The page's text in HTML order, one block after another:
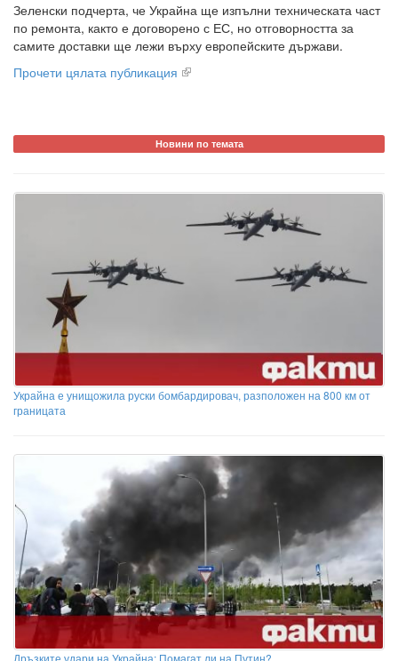
Зеленски подчерта, че Украйна ще изпълни техническата част
по ремонта, както е договорено с ЕС, но отговорността за
самите доставки ще лежи върху европейските държави.
Прочети цялата публикация
Новини по темата
Украйна е унищожила руски бомбардировач, разположен на 800 км от
границата
Дръзките удари на Украйна: Помагат ли на Путин?